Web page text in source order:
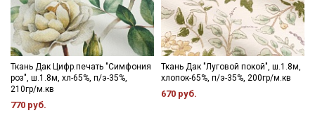
Ткань Дак Цифр.печать "Симфония
роз", ш.1.8м, хл-65%, п/э-35%,
210гр/м.кв
770 руб.
Ткань Дак "Луговой покой", ш.1.8м,
хлопок-65%, п/э-35%, 200гр/м.кв
670 руб.
ДаюСогласие на получение рекламных и
информационных рассылок